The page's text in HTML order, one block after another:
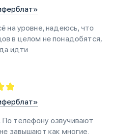
на уровне, надеюсь, что
в целом не понадобятся,
идти
телефону озвучивают
завышают как многие.